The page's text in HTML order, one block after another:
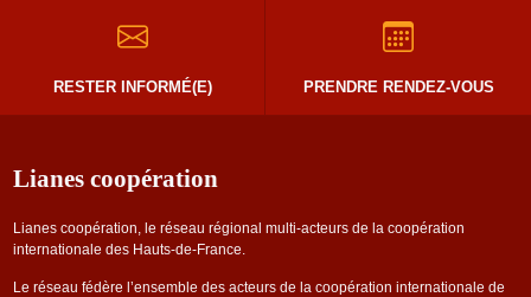
RESTER INFORMÉ(E) PRENDRE RENDEZ-VOUS
Lianes coopération
Lianes coopération, le réseau régional multi-acteurs de la coopération
internationale des Hauts-de-France.
Le réseau fédère l’ensemble des acteurs de la coopération internationale de